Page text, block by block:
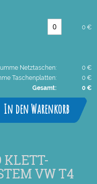
0 €
Netztaschen:
0 €
Taschenplatten:
0 €
Gesamt:
0 €
In den Warenkorb
KLETT-
VW T4